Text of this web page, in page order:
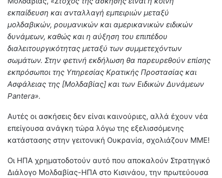
εκπαίδευση και ανταλλαγή εμπειριών μεταξύ
μολδαβικών, ρουμανικών και αμερικανικών ειδικών
δυνάμεων, καθώς και η αύξηση του επιπέδου
διαλειτουργικότητας μεταξύ των συμμετεχόντων
σωμάτων. Στην φετινή εκδήλωση θα παρευρεθούν επίσης
εκπρόσωποι της Υπηρεσίας Κρατικής Προστασίας και
Ασφάλειας της [Μολδαβίας] και των Ειδικών Δυνάμεων
Pantera».
Αυτές οι ασκήσεις δεν είναι καινούριες, αλλά έχουν νέα
επείγουσα ανάγκη τώρα λόγω της εξελισσόμενης
κατάστασης στην γειτονική Ουκρανία, σχολιάζουν ΜΜΕ!
Οι ΗΠΑ χρηματοδοτούν αυτό που αποκαλούν Στρατηγικό
Διάλογο Μολδαβίας-ΗΠΑ στο Κισινάου, την πρωτεύουσα